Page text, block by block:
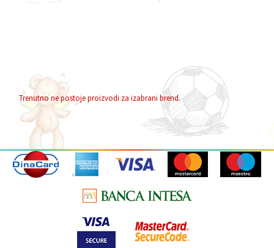
Trenutno ne postoje proizvodi za izabrani brend.